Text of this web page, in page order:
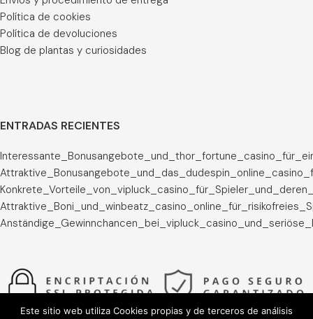
Política de cookies
Política de devoluciones
Blog de plantas y curiosidades
ENTRADAS RECIENTES
Este sitio web utiliza Cookies propias y de terceros de análisis